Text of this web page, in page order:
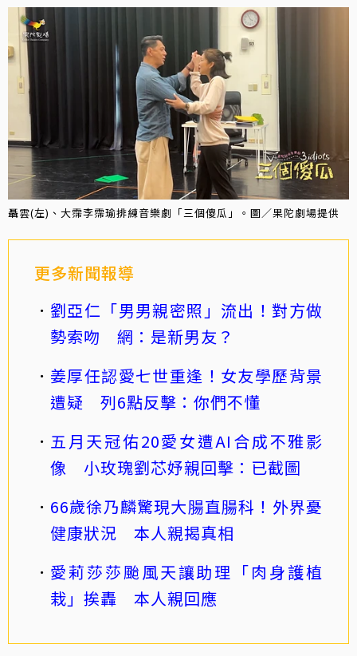
聶雲(左)、大霈李霈瑜排練音樂劇「三個傻瓜」。圖／果陀劇場提供
更多新聞報導
劉亞仁「男男親密照」流出！對方做
勢索吻 網：是新男友？
姜厚任認愛七世重逢！女友學歷背景
遭疑 列6點反擊：你們不懂
五月天冠佑20愛女遭AI合成不雅影
像 小玫瑰劉芯妤親回擊：已截圖
66歲徐乃麟驚現大腸直腸科！外界憂
健康狀況 本人親揭真相
愛莉莎莎颱風天讓助理「肉身護植
栽」挨轟 本人親回應